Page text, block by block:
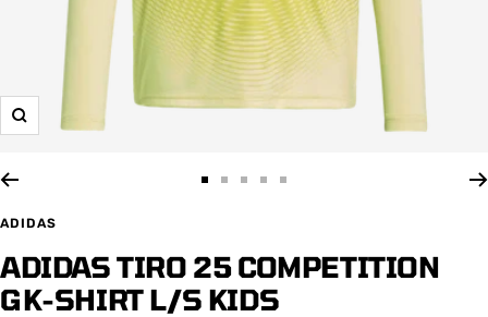
Zoom
gehen
gehengehen
gehengehen
ADIDAS
ADIDAS TIRO 25 COMPETITION
GK-SHIRT L/S KIDS